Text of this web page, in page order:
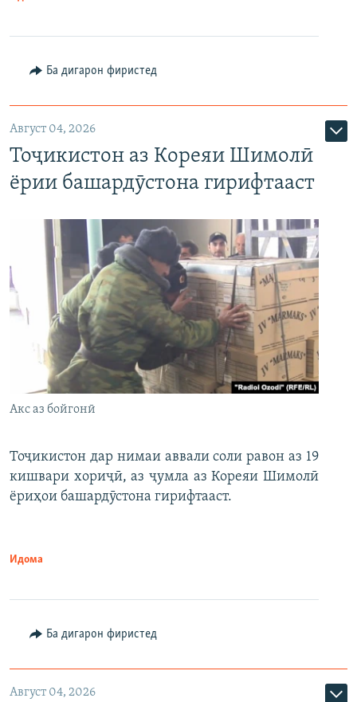
Ба дигарон фиристед
Август 04, 2026
Тоҷикистон аз Кореяи Шимолӣ
ёрии башардӯстона гирифтааст
Акс аз бойгонӣ
Тоҷикистон дар нимаи аввали соли равон аз 19
кишвари хориҷӣ, аз ҷумла аз Кореяи Шимолӣ
ёриҳои башардӯстона гирифтааст.
Идома
Ба дигарон фиристед
Август 04, 2026